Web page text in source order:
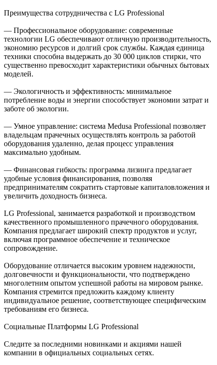
Преимущества сотрудничества с LG Professional
— Профессиональное оборудование: современные
технологии LG обеспечивают отличную производительность,
экономию ресурсов и долгий срок службы. Каждая единица
техники способна выдержать до 30 000 циклов стирки, что
существенно превосходит характеристики обычных бытовых
моделей.
— Экологичность и эффективность: минимальное
потребление воды и энергии способствует экономии затрат и
заботе об экологии.
— Умное управление: система Medusa Professional позволяет
владельцам прачечных осуществлять контроль за работой
оборудования удаленно, делая процесс управления
максимально удобным.
— Финансовая гибкость: программа лизинга предлагает
удобные условия финансирования, позволяя
предпринимателям сократить стартовые капиталовложения и
увеличить доходность бизнеса.
LG Professional, занимается разработкой и производством
качественного промышленного прачечного оборудования.
Компания предлагает широкий спектр продуктов и услуг,
включая программное обеспечение и техническое
сопровождение.
Оборудование отличается высоким уровнем надежности,
долговечности и функциональности, что подтверждено
многолетним опытом успешной работы на мировом рынке.
Компания стремится предложить каждому клиенту
индивидуальное решение, соответствующее специфическим
требованиям его бизнеса.
Социальные Платформы LG Professional
Следите за последними новинками и акциями нашей
компании в официальных социальных сетях.